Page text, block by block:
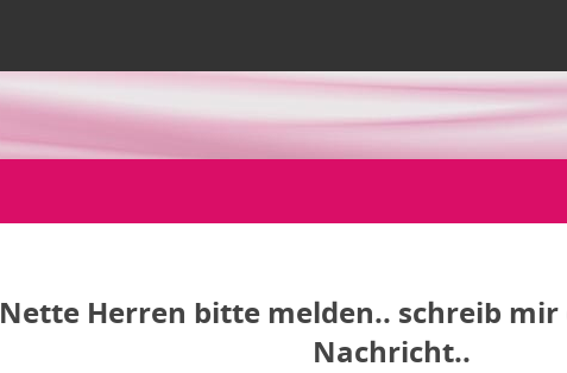
Nette Herren bitte melden.. schreib
Nachricht..